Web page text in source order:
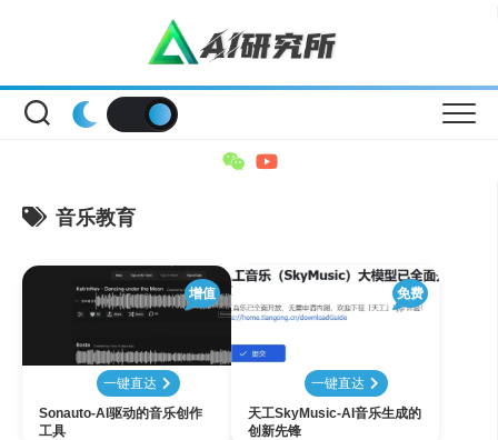
音乐教育
增值
一键直达
Sonauto-AI驱动的音乐创作
工具
免费
一键直达
天工SkyMusic-AI音乐生成的
创新先锋